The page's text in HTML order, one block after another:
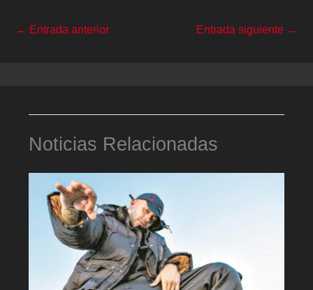
← Entrada anterior Entrada siguiente →
Noticias Relacionadas